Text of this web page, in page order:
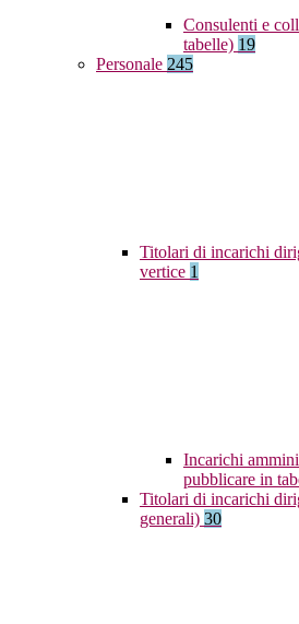
Consulenti e
tabelle) 19
Personale 245
Titolari di incarichi
vertice 1
Incarichi
pubblicare in
Titolari di incarichi
generali) 30